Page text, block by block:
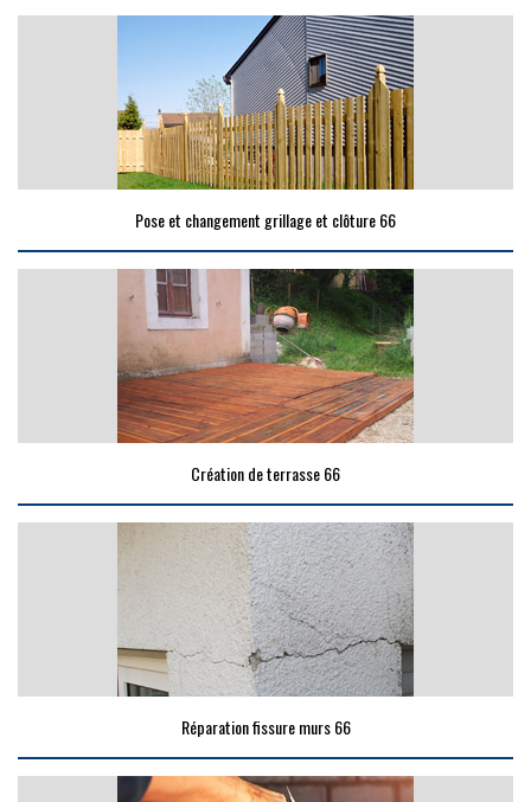
Pose et changement grillage et clôture 66
Création de terrasse 66
Réparation fissure murs 66